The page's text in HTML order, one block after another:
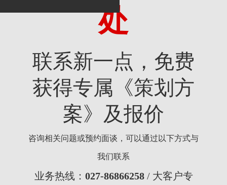
处
联系新一点，免费
获得专属《策划方
案》及报价
咨询相关问题或预约面谈，可以通过以下方式与
我们联系
业务热线： 027-86866258/ 大客户专